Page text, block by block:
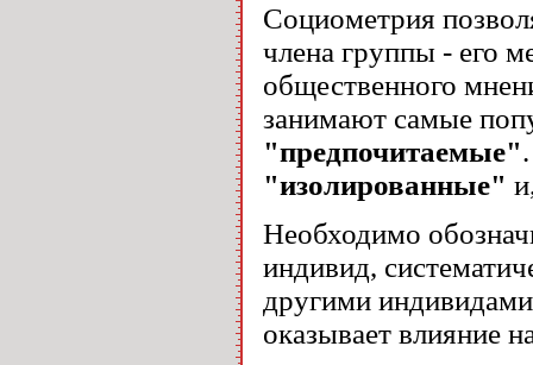
Социометрия
члена группы - его
общественного
занимают самые
"предпочитаемые"
"изолированные"
Необходимо
индивид,
другими
оказывает влияние